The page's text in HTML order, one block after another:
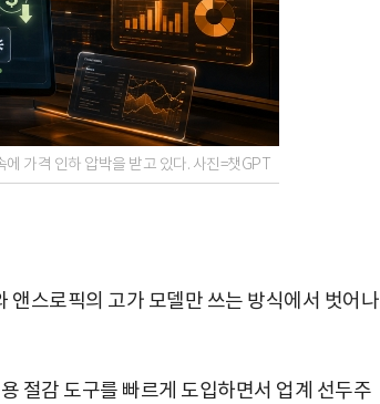
가격 인하 압박을 받고 있다. 사진=챗GPT
앤스로픽의 고가 모델만 쓰는 방식에서 벗어나
절감 도구를 빠르게 도입하면서 업계 선두주